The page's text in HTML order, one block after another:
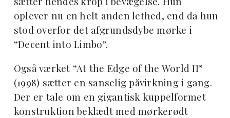
oplever nu en helt anden lethed, end da hun
stod overfor det afgrundsdybe mørke i
“Decent into Limbo”.
Også værket “At the Edge of the World II”
(1998) sætter en sanselig påvirkning i gang.
Der er tale om en gigantisk kuppelformet
konstruktion beklædt med mørkerødt